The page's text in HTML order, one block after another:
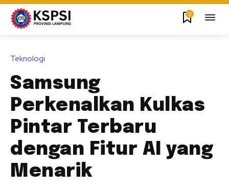
0
Teknologi
Samsung
Perkenalkan Kulkas
Pintar Terbaru
dengan Fitur AI yang
Menarik